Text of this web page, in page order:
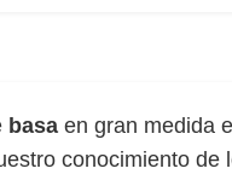
basa en gran medida
conocimiento de